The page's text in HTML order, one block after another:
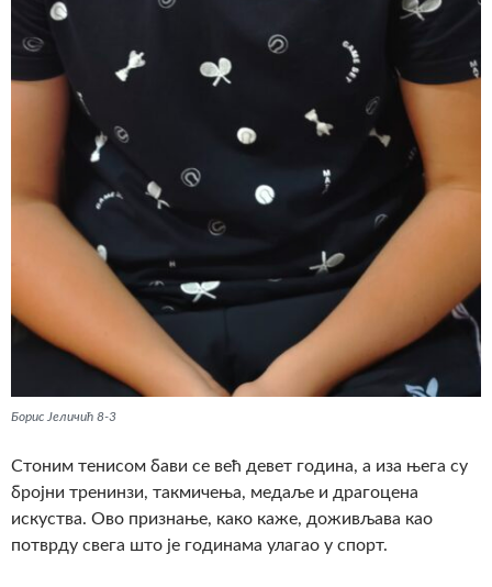
Борис Јеличић 8-3
Стоним тенисом бави се већ девет година, а иза њега су
бројни тренинзи, такмичења, медаље и драгоцена
искуства. Ово признање, како каже, доживљава као
потврду свега што је годинама улагао у спорт.